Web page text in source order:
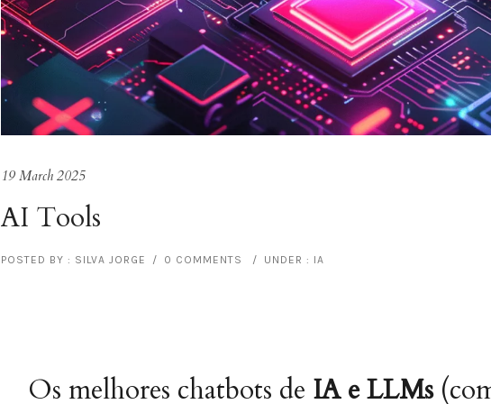
19 March 2025
AI Tools
POSTED BY : SILVA JORGE / 0 COMMENTS / UNDER : IA
Os melhores chatbots de IA e LLMs